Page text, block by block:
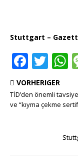
Stuttgart –
F
a
c
e
T
w
it
tes
p
VORHERIGER
TİD’den önemli
ve “kıyma çekme